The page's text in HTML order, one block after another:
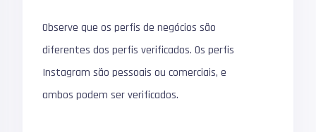
Observe que os perfis de negócios são
diferentes dos perfis verificados. Os perfis
Instagram são pessoais ou comerciais, e
ambos podem ser verificados.